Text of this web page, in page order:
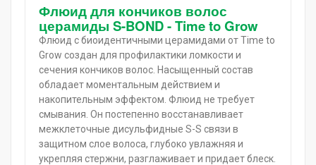
Флюид для кончиков волос
церамиды S-BOND - Time to Grow
Флюид с биоидентичными церамидами от Time to
Grow создан для профилактики ломкости и
сечения кончиков волос. Насыщенный состав
обладает моментальным действием и
накопительным эффектом. Флюид не требует
смывания. Он постепенно восстанавливает
межклеточные дисульфидные S-S связи в
защитном слое волоса, глубоко увлажняя и
укрепляя стержни, разглаживает и придает блеск.